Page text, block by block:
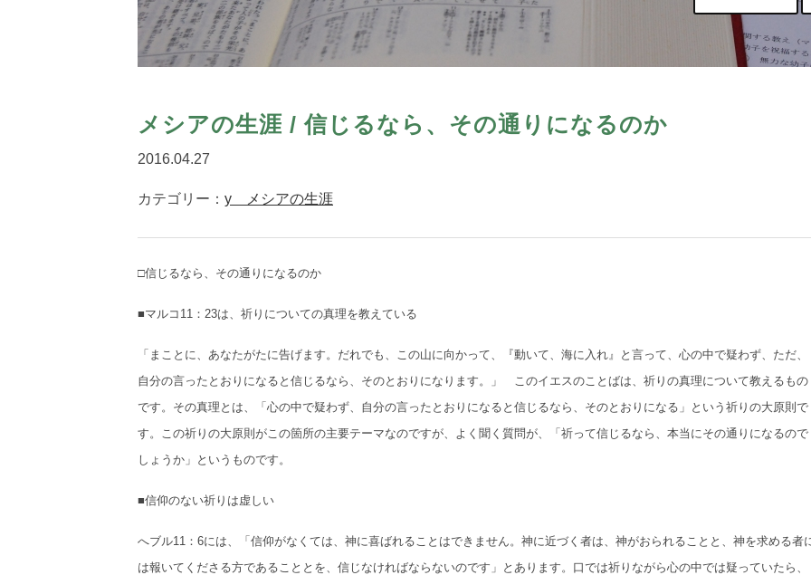
メシアの生涯 / 信じるなら、その通りになるのか
2016.04.27
カテゴリー： y メシアの生涯
□信じるなら、その通りになるのか
■マルコ11：23は、祈りについての真理を教えている
「まことに、あなたがたに告げます。だれでも、この山に向かって、『動いて、海に入れ』と言って、心の中で疑わず、ただ、
自分の言ったとおりになると信じるなら、そのとおりになります。」 このイエスのことばは、祈りの真理について教えるもの
です。その真理とは、「心の中で疑わず、自分の言ったとおりになると信じるなら、そのとおりになる」という祈りの大原則で
す。この祈りの大原則がこの箇所の主要テーマなのですが、よく聞く質問が、「祈って信じるなら、本当にその通りになるので
しょうか」というものです。
■信仰のない祈りは虚しい
へブル11：6には、「信仰がなくては、神に喜ばれることはできません。神に近づく者は、神がおられることと、神を求める者
は報いてくださる方であることとを、信じなければならないのです」とあります。口では祈りながら心の中では疑っていたら、